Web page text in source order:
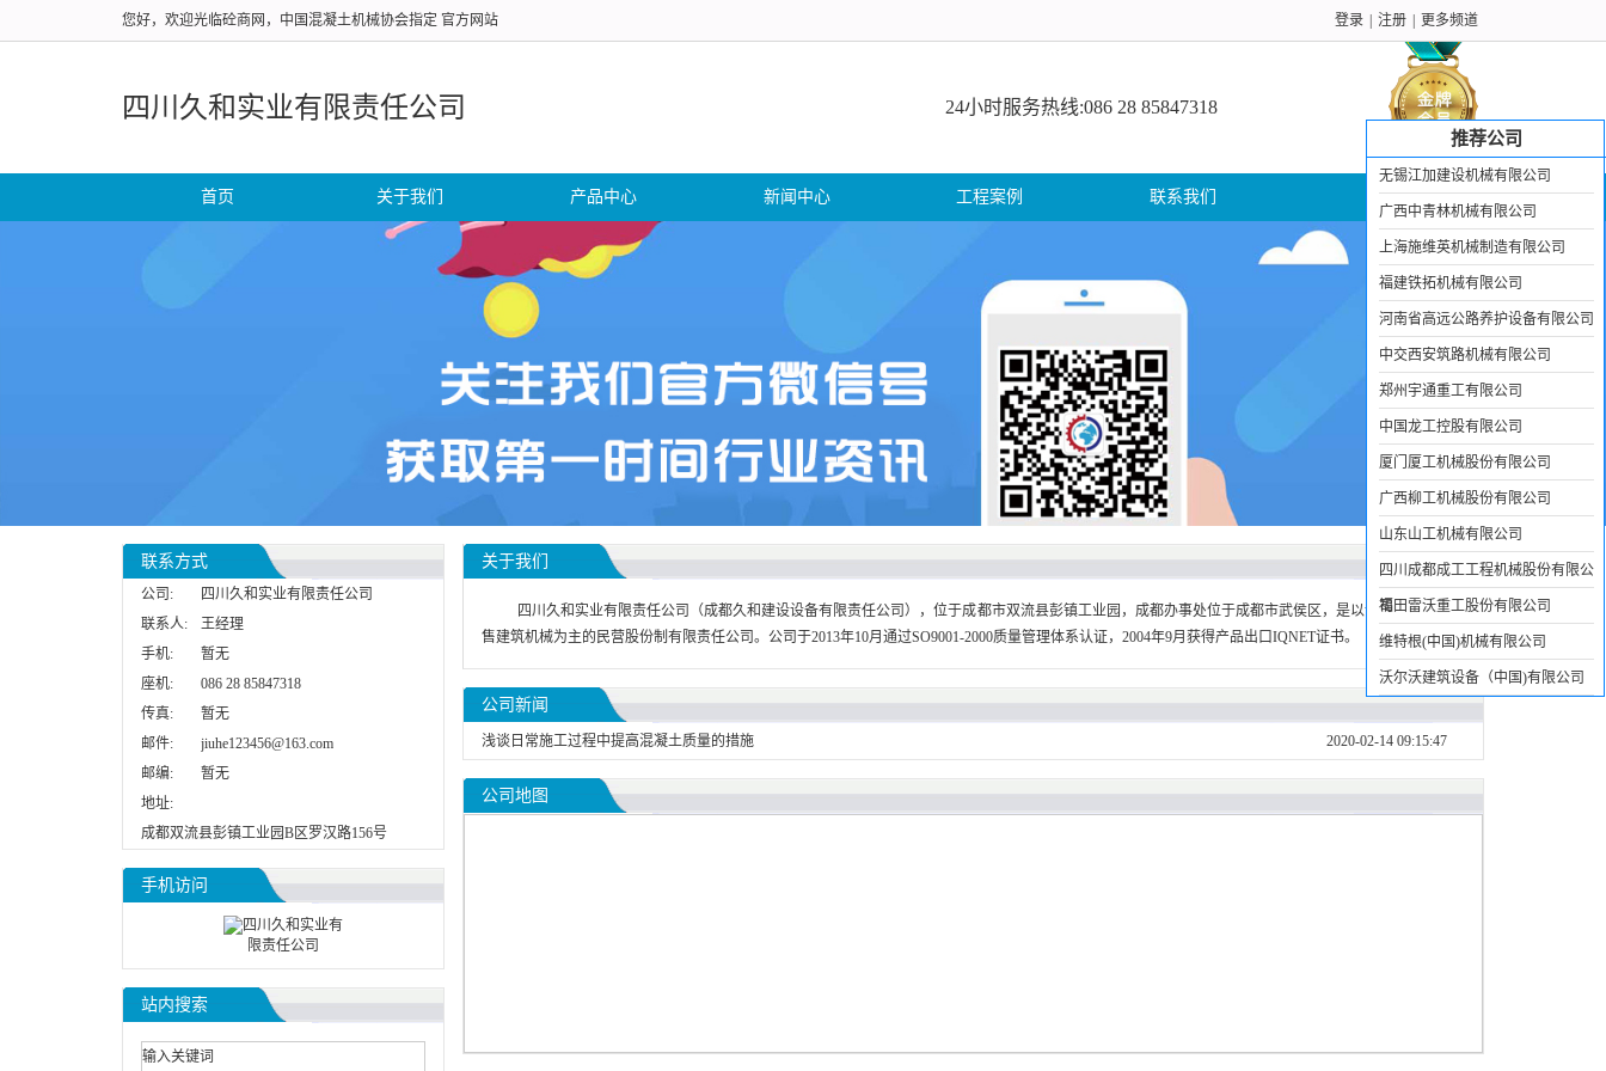
您好，欢迎光临砼商网，中国混凝土机械协会指定 官方网站 登录 注册 更多频道
四川久和实业有限责任公司 24小时服务热线:086 28 85847318
首页 关于我们 产品中心 新闻中心 工程案例 联系我们
联系方式
公司:
四川久和实业有限责任公司
联系人:
王经理
手机:
暂无
座机:
086 28 85847318
传真:
暂无
邮件:
jiuhe123456@163.com
邮编:
暂无
地址:
成都双流县彭镇工业园B区罗汉路156号
手机访问
站内搜索
关于我们
四川久和实业有限责任公司（成都久和建设设备有限责任公司），位于成都市双流县彭镇工业园，成都办事处位于成都市武侯区，是以设计、生产、销
售建筑机械为主的民营股份制有限责任公司。公司于2013年10月通过SO9001-2000质量管理体系认证，2004年9月获得产品出口IQNET证书。
公司新闻
浅谈日常施工过程中提高混凝土质量的措施 2020-02-14 09:15:47
公司地图
推荐公司
无锡江加建设机械有限公司
广西中青林机械有限公司
上海施维英机械制造有限公司
福建铁拓机械有限公司
河南省高远公路养护设备有限公司
中交西安筑路机械有限公司
郑州宇通重工有限公司
中国龙工控股有限公司
厦门厦工机械股份有限公司
广西柳工机械股份有限公司
山东山工机械有限公司
四川成都成工工程机械股份有限公
司
福田雷沃重工股份有限公司
维特根(中国)机械有限公司
沃尔沃建筑设备（中国)有限公司